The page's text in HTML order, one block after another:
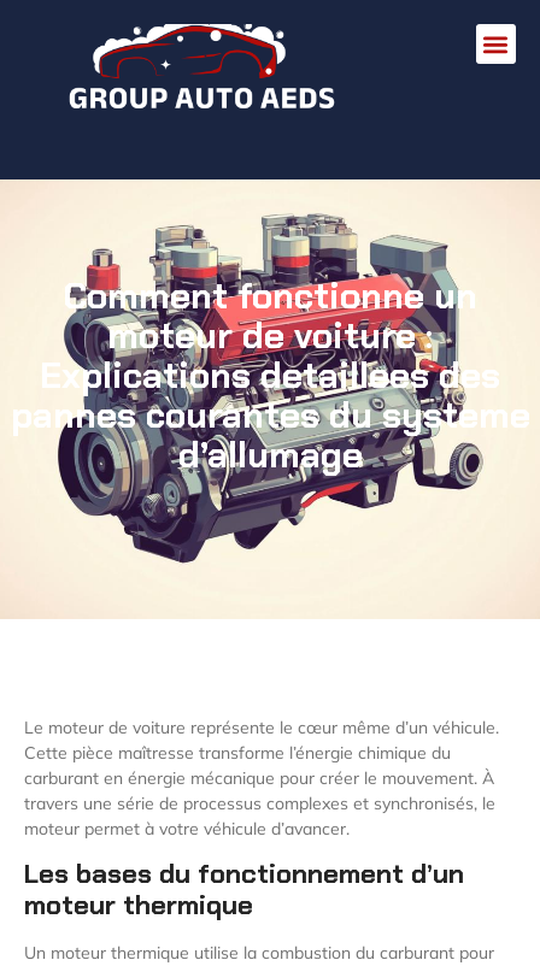
Comment fonctionne un
moteur de voiture :
Explications detaillees des
pannes courantes du systeme
d’allumage
Le moteur de voiture représente le cœur même d’un véhicule.
Cette pièce maîtresse transforme l’énergie chimique du
carburant en énergie mécanique pour créer le mouvement. À
travers une série de processus complexes et synchronisés, le
moteur permet à votre véhicule d’avancer.
Les bases du fonctionnement d’un
moteur thermique
Un moteur thermique utilise la combustion du carburant pour